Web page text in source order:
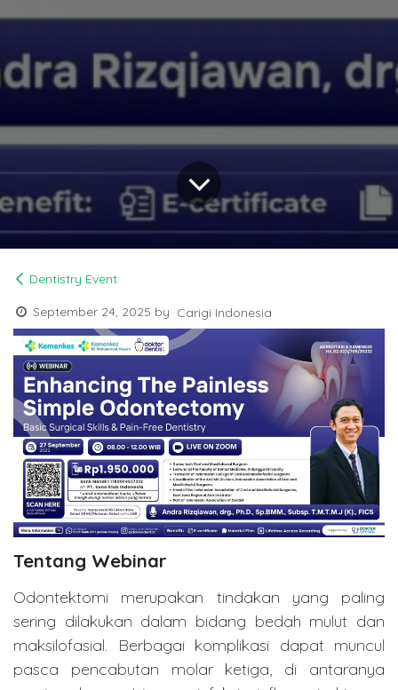
Dentistry Event
September 24, 2025 by Carigi Indonesia
Tentang Webinar
Odontektomi merupakan tindakan yang paling
sering dilakukan dalam bidang bedah mulut dan
maksilofasial. Berbagai komplikasi dapat muncul
pasca pencabutan molar ketiga, di antaranya